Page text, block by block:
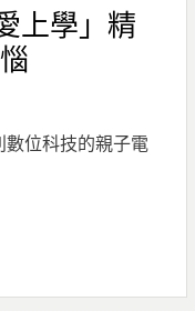
上學」精
數位科技的親子電